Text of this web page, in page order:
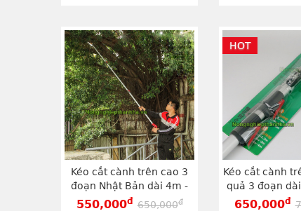
Kéo cắt cành trên cao 3
đoạn Nhật Bản dài 4m -
K60
550,000đ 650,000đ
Kéo cắt cành
quả 3 đoạn
650,000đ
HOT